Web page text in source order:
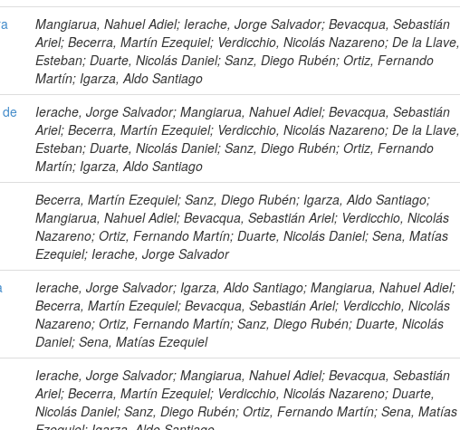
Mangiarua, Nahuel Adiel; Ierache, Jorge Salvador; Bevacqua, Sebastián
Ariel; Becerra, Martín Ezequiel; Verdicchio, Nicolás Nazareno; De la Llave,
Esteban; Duarte, Nicolás Daniel; Sanz, Diego Rubén; Ortiz, Fernando
Martín; Igarza, Aldo Santiago
Ierache, Jorge Salvador; Mangiarua, Nahuel Adiel; Bevacqua, Sebastián
Ariel; Becerra, Martín Ezequiel; Verdicchio, Nicolás Nazareno; De la Llave,
Esteban; Duarte, Nicolás Daniel; Sanz, Diego Rubén; Ortiz, Fernando
Martín; Igarza, Aldo Santiago
Becerra, Martín Ezequiel; Sanz, Diego Rubén; Igarza, Aldo Santiago;
Mangiarua, Nahuel Adiel; Bevacqua, Sebastián Ariel; Verdicchio, Nicolás
Nazareno; Ortiz, Fernando Martín; Duarte, Nicolás Daniel; Sena, Matías
Ezequiel; Ierache, Jorge Salvador
Ierache, Jorge Salvador; Igarza, Aldo Santiago; Mangiarua, Nahuel Adiel;
Becerra, Martín Ezequiel; Bevacqua, Sebastián Ariel; Verdicchio, Nicolás
Nazareno; Ortiz, Fernando Martín; Sanz, Diego Rubén; Duarte, Nicolás
Daniel; Sena, Matías Ezequiel
Ierache, Jorge Salvador; Mangiarua, Nahuel Adiel; Bevacqua, Sebastián
Ariel; Becerra, Martín Ezequiel; Verdicchio, Nicolás Nazareno; Duarte,
Nicolás Daniel; Sanz, Diego Rubén; Ortiz, Fernando Martín; Sena, Matías